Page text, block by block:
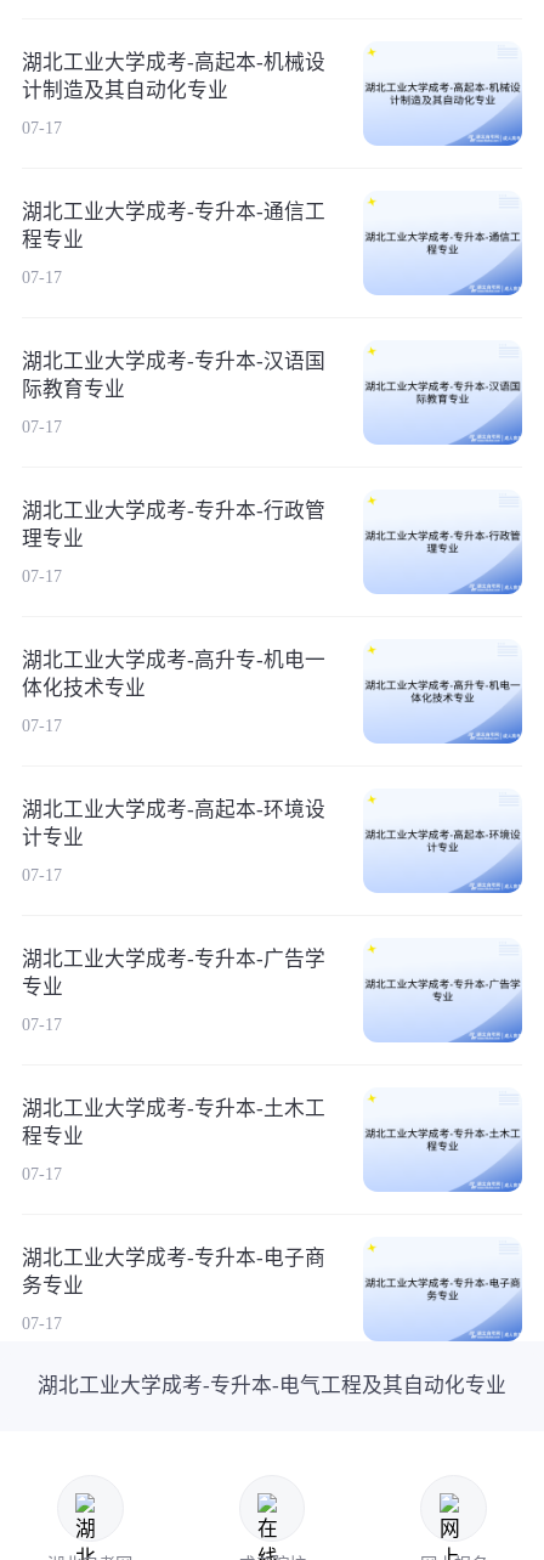
湖北工业大学成考-高起本-机械设
计制造及其自动化专业
07-17
湖北工业大学成考-专升本-通信工
程专业
07-17
湖北工业大学成考-专升本-汉语国
际教育专业
07-17
湖北工业大学成考-专升本-行政管
理专业
07-17
湖北工业大学成考-高升专-机电一
体化技术专业
07-17
湖北工业大学成考-高起本-环境设
计专业
07-17
湖北工业大学成考-专升本-广告学
专业
07-17
湖北工业大学成考-专升本-土木工
程专业
07-17
湖北工业大学成考-专升本-电子商
务专业
07-17
湖北工业大学成考-专升本-电气工程及其自动化专业